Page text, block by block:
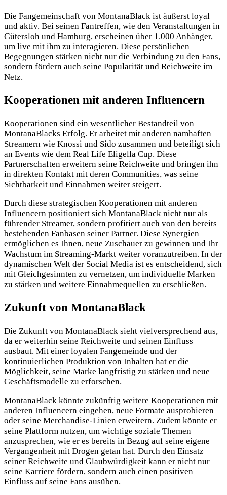
Die Fangemeinschaft von MontanaBlack ist äußerst loyal
und aktiv. Bei seinen Fantreffen, wie den Veranstaltungen in
Gütersloh und Hamburg, erscheinen über 1.000 Anhänger,
um live mit ihm zu interagieren. Diese persönlichen
Begegnungen stärken nicht nur die Verbindung zu den Fans,
sondern fördern auch seine Popularität und Reichweite im
Netz.
Kooperationen mit anderen Influencern
Kooperationen sind ein wesentlicher Bestandteil von
MontanaBlacks Erfolg. Er arbeitet mit anderen namhaften
Streamern wie Knossi und Sido zusammen und beteiligt sich
an Events wie dem Real Life Eligella Cup. Diese
Partnerschaften erweitern seine Reichweite und bringen ihn
in direkten Kontakt mit deren Communities, was seine
Sichtbarkeit und Einnahmen weiter steigert.
Durch diese strategischen Kooperationen mit anderen
Influencern positioniert sich MontanaBlack nicht nur als
führender Streamer, sondern profitiert auch von den bereits
bestehenden Fanbasen seiner Partner. Diese Synergien
ermöglichen es Ihnen, neue Zuschauer zu gewinnen und Ihr
Wachstum im Streaming-Markt weiter voranzutreiben. In der
dynamischen Welt der Social Media ist es entscheidend, sich
mit Gleichgesinnten zu vernetzen, um individuelle Marken
zu stärken und weitere Einnahmequellen zu erschließen.
Zukunft von MontanaBlack
Die Zukunft von MontanaBlack sieht vielversprechend aus,
da er weiterhin seine Reichweite und seinen Einfluss
ausbaut. Mit einer loyalen Fangemeinde und der
kontinuierlichen Produktion von Inhalten hat er die
Möglichkeit, seine Marke langfristig zu stärken und neue
Geschäftsmodelle zu erforschen.
MontanaBlack könnte zukünftig weitere Kooperationen mit
anderen Influencern eingehen, neue Formate ausprobieren
oder seine Merchandise-Linien erweitern. Zudem könnte er
seine Plattform nutzen, um wichtige soziale Themen
anzusprechen, wie er es bereits in Bezug auf seine eigene
Vergangenheit mit Drogen getan hat. Durch den Einsatz
seiner Reichweite und Glaubwürdigkeit kann er nicht nur
seine Karriere fördern, sondern auch einen positiven
Einfluss auf seine Fans ausüben.